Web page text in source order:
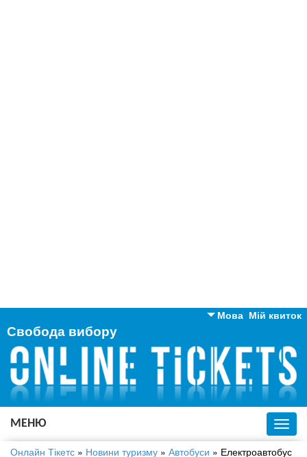
Мій квиток
Мова
Англійська
Російська
Українська
Свобода вибору
МЕНЮ
Онлайн Тікетс » Новини туризму » Автобуси » Електроавтобус